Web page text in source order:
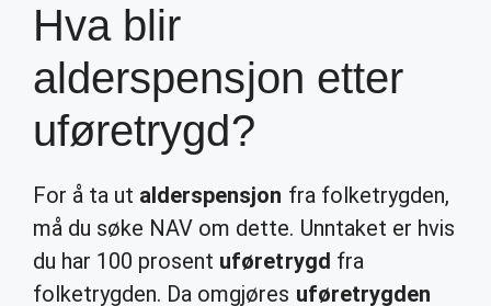
Hva blir
alderspensjon etter
uføretrygd?
For å ta ut alderspensjon fra folketrygden,
må du søke NAV om dette. Unntaket er hvis
du har 100 prosent uføretrygd fra
folketrygden. Da omgjøres uføretrygden